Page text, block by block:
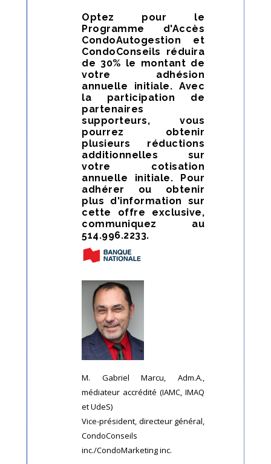
Optez pour le
Programme d'Accès
CondoAutogestion et
CondoConseils réduira
de 30% le montant de
votre adhésion
annuelle initiale. Avec
la participation de
partenaires
supporteurs, vous
pourrez obtenir
plusieurs réductions
additionnelles sur
votre cotisation
annuelle initiale. Pour
adhérer ou obtenir
plus d'information sur
cette offre exclusive,
communiquez au
514.996.2233.
M. Gabriel Marcu, Adm.A.,
médiateur accrédité (IAMC, IMAQ
et UdeS)
Vice-président, directeur général,
CondoConseils
inc./CondoMarketing inc.